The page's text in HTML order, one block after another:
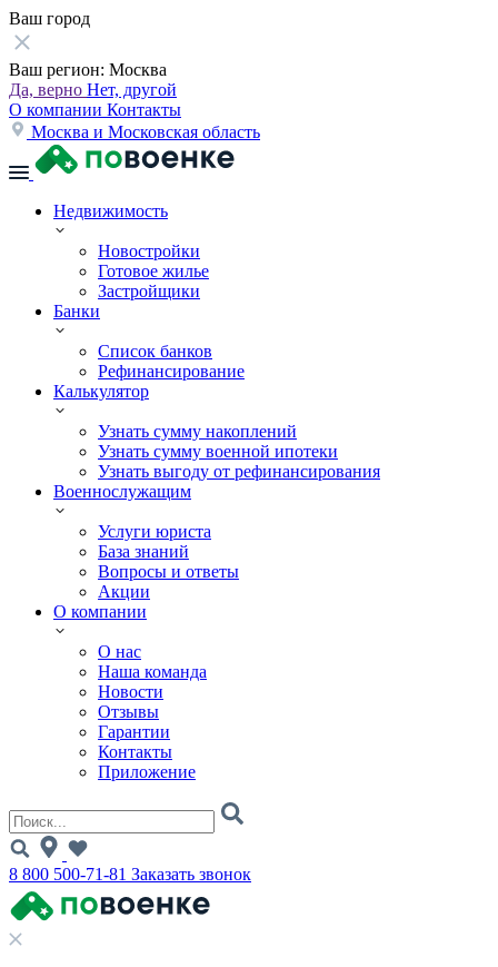
Ваш город
Ваш регион: Москва
Да, верно Нет, другой
О компании Контакты
Москва и Московская область
Недвижимость
Новостройки
Готовое жилье
Застройщики
Банки
Список банков
Рефинансирование
Калькулятор
Узнать сумму накоплений
Узнать сумму военной ипотеки
Узнать выгоду от рефинансирования
Военнослужащим
Услуги юриста
База знаний
Вопросы и ответы
Акции
О компании
О нас
Наша команда
Новости
Отзывы
Гарантии
Контакты
Приложение
8 800 500-71-81 Заказать звонок